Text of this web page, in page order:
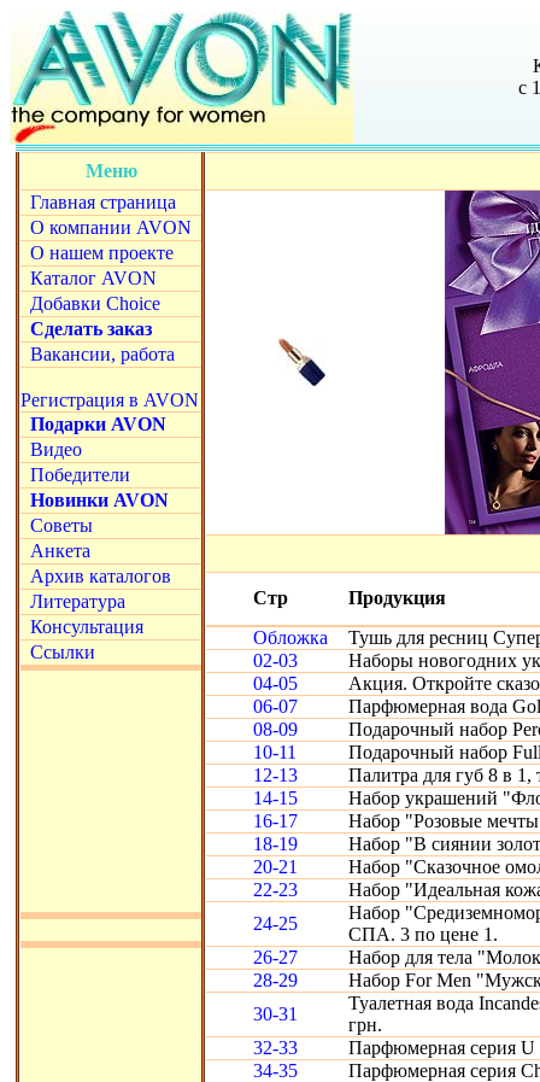
с
Меню
Главная страница
О компании AVON
О нашем проекте
Каталог AVON
Добавки Choice
Сделать заказ
Вакансии, работа
Регистрация в AVON
Подарки AVON
Видео
Победители
Новинки AVON
Советы
Анкета
Архив каталогов
Литература
Консультация
Ссылки
Стр
Продукция
Обложка
Тушь для ресниц
02-03
Наборы новогодних
04-05
Акция. Откройте
06-07
Парфюмерная вода
08-09
Подарочный набор
10-11
Подарочный набор
12-13
Палитра для губ 8 в 1,
14-15
Набор украшений
16-17
Набор "Розовые
18-19
Набор "В сиянии
20-21
Набор "Сказочное
22-23
Набор "Идеальная
24-25
Набор
СПА. 3 по цене 1.
26-27
Набор для тела
28-29
Набор For Men
30-31
Туалетная вода
грн.
32-33
Парфюмерная серия U
34-35
Парфюмерная серия